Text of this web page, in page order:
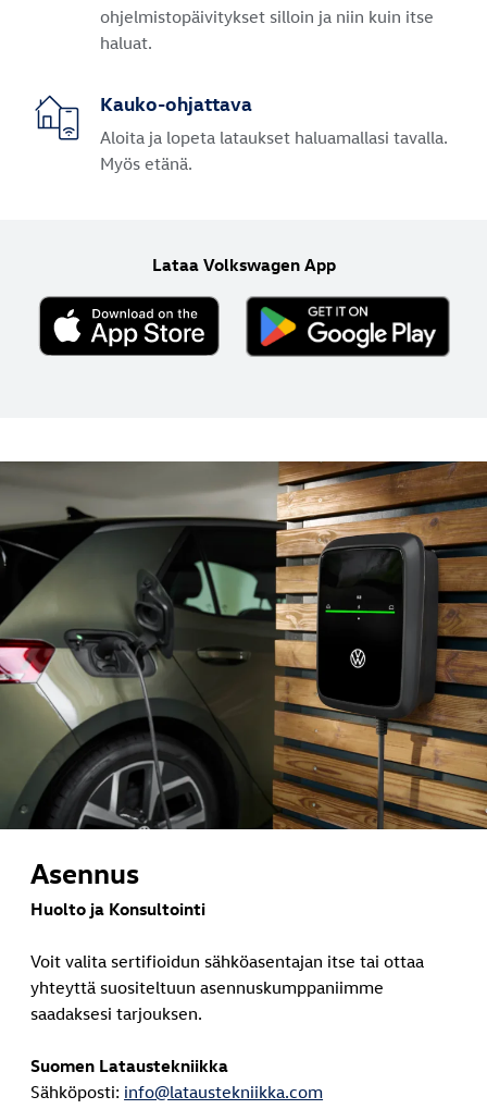
ohjelmistopäivitykset silloin ja niin kuin itse
haluat.
Kauko-ohjattava
Aloita ja lopeta lataukset haluamallasi tavalla.
Myös etänä.
Lataa Volkswagen App
Asennus
Huolto ja Konsultointi
Voit valita sertifioidun sähköasentajan itse tai ottaa
yhteyttä suositeltuun asennuskumppaniimme
saadaksesi tarjouksen.
Suomen Lataustekniikka
Sähköposti: info@lataustekniikka.com